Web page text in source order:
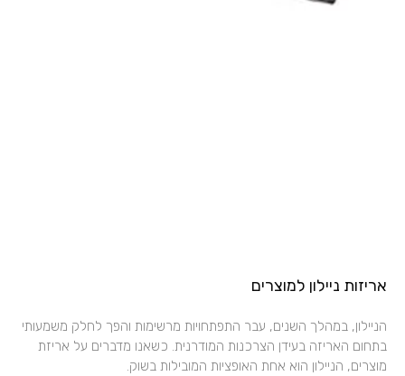
אריזות ניילון למוצרים
הניילון, במהלך השנים, עבר התפתחויות מרשימות והפך לחלק משמעותי
בתחום האריזה בעידן הצרכנות המודרנית. כשאנו מדברים על אריזת
מוצרים, הניילון הוא אחת האופציות המובילות בשוק.